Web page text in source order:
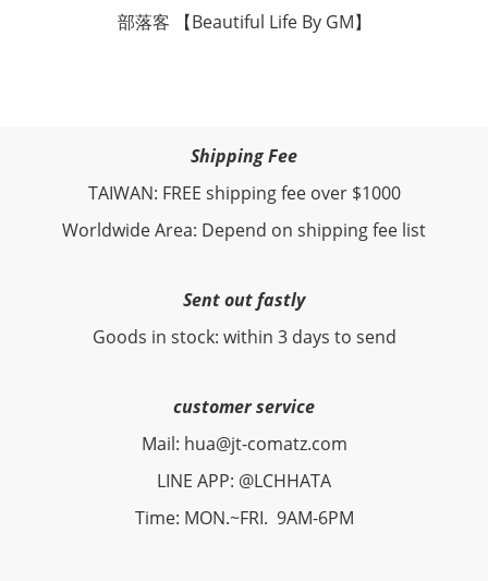
部落客 【Beautiful Life By GM】
Shipping Fee
TAIWAN: FREE shipping fee over $1000
Worldwide Area: Depend on shipping fee list
Sent out fastly
Goods in stock: within 3 days to send
customer service
Mail: hua@jt-comatz.com
LINE APP: @LCHHATA
Time: MON.~FRI. 9AM-6PM